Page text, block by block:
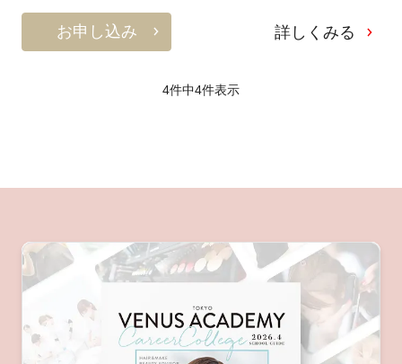
お申し込み 詳しくみる
4件中4件表示